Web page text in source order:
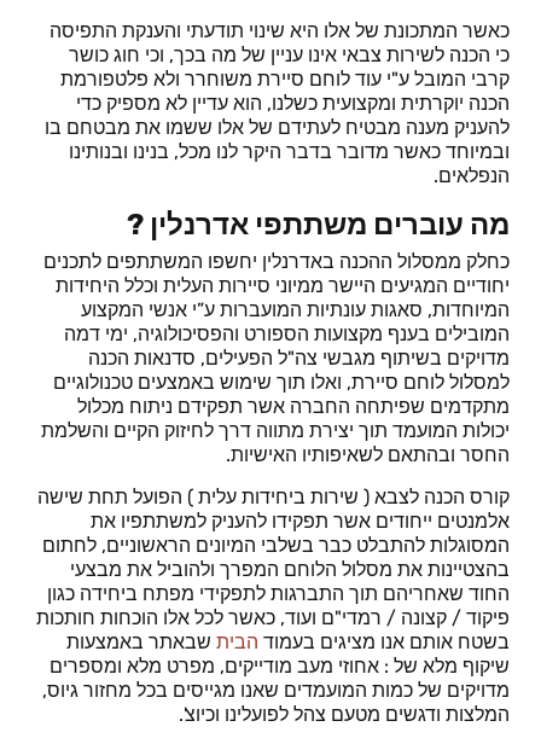
כאשר המתכונת של אלו היא שינוי תודעתי והענקת התפיסה
כי הכנה לשירות צבאי אינו עניין של מה בכך, וכי חוג כושר
קרבי המובל ע"י עוד לוחם סיירת משוחרר ולא פלטפורמת
הכנה יוקרתית ומקצועית כשלנו, הוא עדיין לא מספיק כדי
להעניק מענה מבטיח לעתידם של אלו ששמו את מבטחם בו
ובמיוחד כאשר מדובר בדבר היקר לנו מכל, בנינו ובנותינו
הנפלאים.
מה עוברים משתתפי אדרנלין ?
כחלק ממסלול ההכנה באדרנלין יחשפו המשתתפים לתכנים
יחודיים המגיעים היישר ממיוני סיירות העלית וכלל היחידות
המיוחדות, סאגות עונתיות המועברות ע”י אנשי המקצוע
המובילים בענף מקצועות הספורט והפסיכולוגיה, ימי דמה
מדויקים בשיתוף מגבשי צה"ל הפעילים, סדנאות הכנה
למסלול לוחם סיירת, ואלו תוך שימוש באמצעים טכנולוגיים
מתקדמים שפיתחה החברה אשר תפקידם ניתוח מכלול
יכולות המועמד תוך יצירת מתווה דרך לחיזוק הקיים והשלמת
החסר ובהתאם לשאיפותיו האישיות.
קורס הכנה לצבא ( שירות ביחידות עלית ) הפועל תחת שישה
אלמנטים ייחודים אשר תפקידו להעניק למשתתפיו את
המסוגלות להתבלט כבר בשלבי המיונים הראשוניים, לחתום
בהצטיינות את מסלול הלוחם המפרך ולהוביל את מבצעי
החוד שאחריהם תוך התברגות לתפקידי מפתח ביחידה כגון
פיקוד / קצונה / רמדי"ם ועוד, כאשר לכל אלו הוכחות חותכות
בשטח אותם אנו מציגים בעמוד הבית שבאתר באמצעות
שיקוף מלא של : אחוזי מעב מודייקים, מפרט מלא ומספרים
מדויקים של כמות המועמדים שאנו מגייסים בכל מחזור גיוס,
המלצות ודגשים מטעם צהל לפועלינו וכיוצ'.